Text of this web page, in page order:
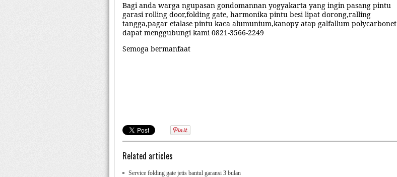
Bagi anda warga ngupasan gondomannan yogyakarta yang ingin pasang pintu
garasi rolling door,folding gate, harmonika pintu besi lipat dorong,ralling
tangga,pagar etalase pintu kaca alumunium,kanopy atap galfallum polycarbonet
dapat menggubungi kami 0821-3566-2249
Semoga bermanfaat
Related articles
Service folding gate jetis bantul garansi 3 bulan